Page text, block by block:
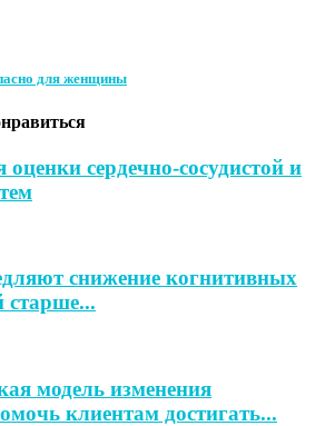
для женщины
сердечно-сосудистой и
снижение когнитивных
старше...
модель изменения
клиентам достигать...